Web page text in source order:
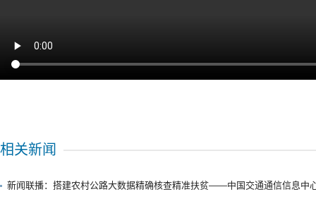
相关新闻
新闻联播：搭建农村公路大数据精确核查精准扶贫——中国交通通信信息中